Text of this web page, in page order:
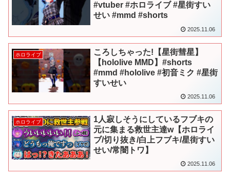
#vtuber #ホロライブ #星街すい
せい #mmd #shorts
2025.11.06
ホロライブ
ころしちゃった!【星街彗星】
【hololive MMD】#shorts
#mmd #hololive #初音ミク #星街
すいせい
2025.11.06
ホロライブ
1人寂しそうにしているフブキの
元に集まる救世主達w【ホロライ
ブ/切り抜き/白上フブキ/星街すい
せい/常闇トワ】
2025.11.06